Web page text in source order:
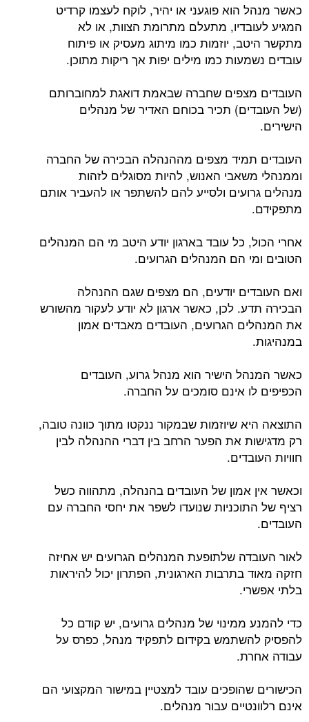
כאשר מנהל הוא פוגעני או יהיר, לוקח לעצמו קרדיט
המגיע לעובדיו, מתעלם מתרומת הצוות, או לא
מתקשר היטב, יוזמות כמו מיתוג מעסיק או פיתוח
עובדים נשמעות כמו מילים יפות אך ריקות מתוכן.
העובדים מצפים שחברה שבאמת דואגת למחוברותם
(של העובדים) תכיר בכוחם האדיר של מנהלים
הישירים.
העובדים תמיד מצפים מההנהלה הבכירה של החברה
וממנהלי משאבי האנוש, להיות מסוגלים לזהות
מנהלים גרועים ולסייע להם להשתפר או להעביר אותם
מתפקידם.
אחרי הכול, כל עובד בארגון יודע היטב מי הם המנהלים
הטובים ומי הם המנהלים הגרועים.
ואם העובדים יודעים, הם מצפים שגם ההנהלה
הבכירה תדע. לכן, כאשר ארגון לא יודע לעקור מהשורש
את המנהלים הגרועים, העובדים מאבדים אמון
במנהיגות.
כאשר המנהל הישיר הוא מנהל גרוע, העובדים
הכפיפים לו אינם סומכים על החברה.
התוצאה היא שיוזמות שבמקור ננקטו מתוך כוונה טובה,
רק מדגישות את הפער הרחב בין דברי ההנהלה לבין
חוויות העובדים.
וכאשר אין אמון של העובדים בהנהלה, מתהווה כשל
רציף של התוכניות שנועדו לשפר את יחסי החברה עם
העובדים.
לאור העובדה שלתופעת המנהלים הגרועים יש אחיזה
חזקה מאוד בתרבות הארגונית, הפתרון יכול להיראות
בלתי אפשרי.
כדי להמנע ממינוי של מנהלים גרועים, יש קודם כל
להפסיק להשתמש בקידום לתפקיד מנהל, כפרס על
עבודה אחרת.
הכישורים שהופכים עובד למצטיין במישור המקצועי הם
אינם רלוונטיים עבור מנהלים.